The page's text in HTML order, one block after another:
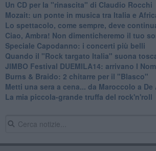
Un CD per la "rinascita" di Claudio Rocchi
Mozait: un ponte in musica tra Italia e
Lo spettacolo, come sempre, deve
Ciao, Ambra! Non dimenticheremo il tuo
Speciale Capodanno: i concerti più belli
Quando il "Rock targato Italia" suona
JIMBO Festival DUEMILA14: arrivano I
Burns & Braido: 2 chitarre per il "Blasco"
Metti una sera a cena... da Maroccolo a De
La mia piccola-grande truffa del rock'n'roll